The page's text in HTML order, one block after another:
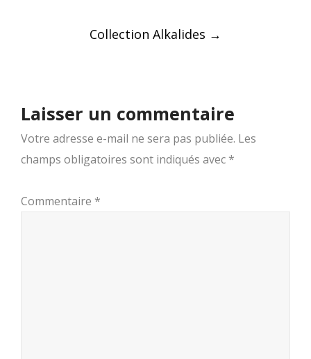
Collection Alkalides →
Laisser un commentaire
Votre adresse e-mail ne sera pas publiée. Les
champs obligatoires sont indiqués avec *
Commentaire *